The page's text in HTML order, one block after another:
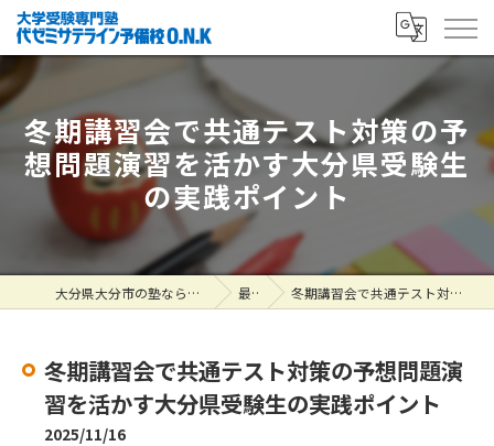
冬期講習会で共通テスト対策の予
想問題演習を活かす大分県受験生
の実践ポイント
大分県大分市の塾なら大学受験専門塾 代ゼミサテライン予備校O.N.K 最新情報 冬期講習会で共通テスト対策の予想問題演習を活かす大分県受験生の実践ポイント
冬期講習会で共通テスト対策の予想問題演
習を活かす大分県受験生の実践ポイント
2025/11/16